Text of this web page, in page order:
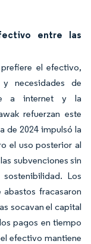
entre las
el efectivo,
necesidades de
a internet y la
refuerzan este
de 2024 impulsó la
el uso posterior al
subvenciones sin
Los
fracasaron
socavan el capital
pagos en tiempo
efectivo mantiene